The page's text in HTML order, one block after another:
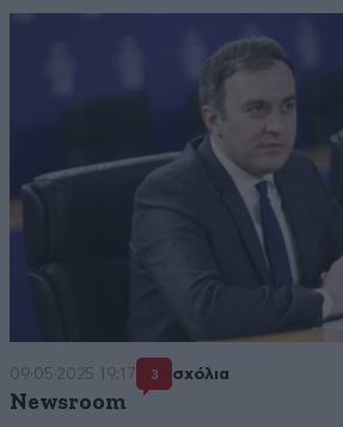
09·05·2025 19:17 3 σχόλια
Newsroom